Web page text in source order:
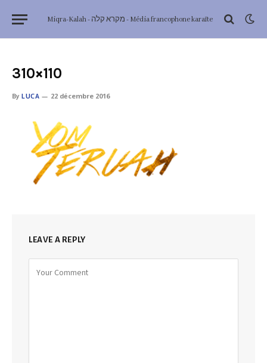
Miqra-Kalah - מקרא קלה - Média francophone karaïte
310×110
By LUCA 22 décembre 2016
LEAVE A REPLY